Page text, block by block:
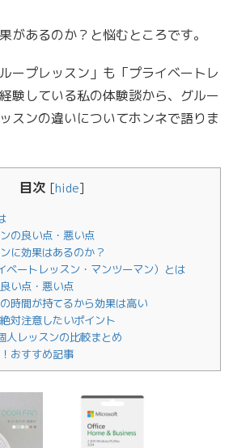
があるのか？と悩むところです。
ープレッスン」も「プライベートレ
験している私の体験談から、グルー
スンの違いについてホンネで語りま
目次 [hide]
の良い点・悪い点
に効果はあるのか？
ベートレッスン・マンツーマン）とは
い点・悪い点
時間が持てるから効果は高い
対注意したいポイント
人レッスンの比較まとめ
おすすめ記事